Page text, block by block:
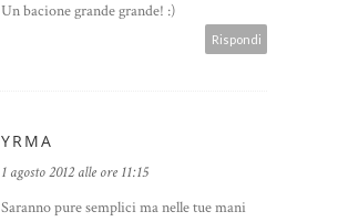
Un bacione grande grande! :)
Rispondi
YRMA
1 agosto 2012 alle ore 11:15
Saranno pure semplici ma nelle tue mani